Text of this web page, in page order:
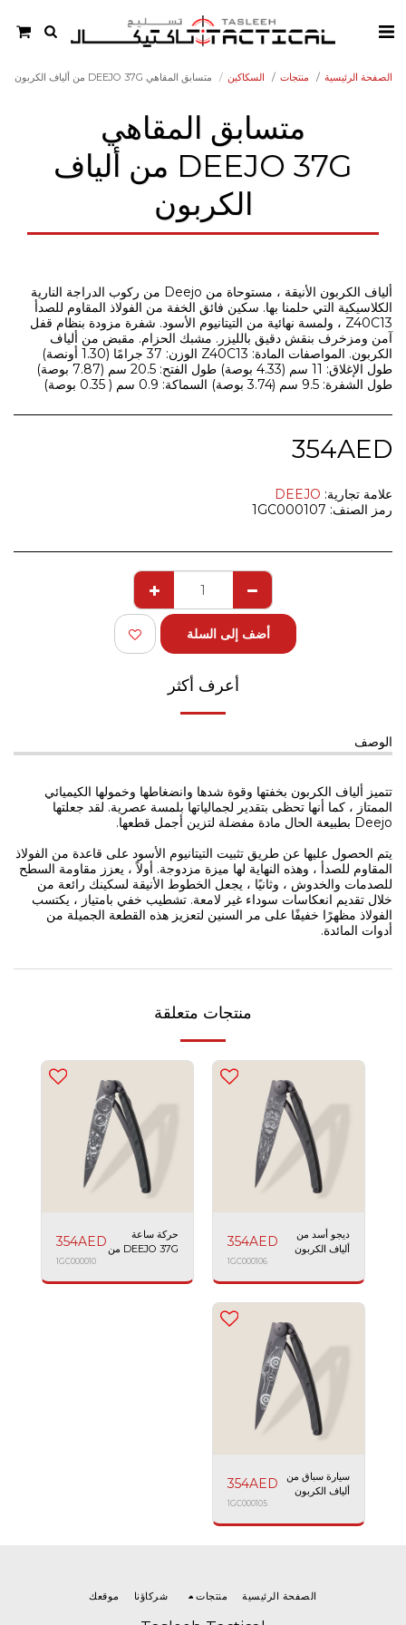
الصفحة الرئيسية منتجات السكاكين متسابق المقاهي DEEJO 37G من ألياف الكربون
متسابق المقاهي
DEEJO 37G من ألياف
الكربون
ألياف الكربون الأنيقة ، مستوحاة من Deejo من ركوب الدراجة النارية
الكلاسيكية التي حلمنا بها. سكين فائق الخفة من الفولاذ المقاوم للصدأ
Z40C13 ، ولمسة نهائية من التيتانيوم الأسود. شفرة مزودة بنظام قفل
آمن ومزخرف بنقش دقيق بالليزر. مشبك الحزام. مقبض من ألياف
الكربون. المواصفات المادة: Z40C13 الوزن: 37 جرامًا (1.30 أونصة)
طول الإغلاق: 11 سم (4.33 بوصة) طول الفتح: 20.5 سم (7.87 بوصة)
طول الشفرة: 9.5 سم (3.74 بوصة) السماكة: 0.9 سم ( 0.35 بوصة)
354AED
علامة تجارية: DEEJO
رمز الصنف: 1GC000107
أضف إلى السلة
أعرف أكثر
الوصف
تتميز ألياف الكربون بخفتها وقوة شدها وانضغاطها وخمولها الكيميائي
الممتاز ، كما أنها تحظى بتقدير لجمالياتها بلمسة عصرية. لقد جعلتها
Deejo بطبيعة الحال مادة مفضلة لتزين أجمل قطعها.
يتم الحصول عليها عن طريق تثبيت التيتانيوم الأسود على قاعدة من الفولاذ
المقاوم للصدأ ، وهذه النهاية لها ميزة مزدوجة. أولاً ، يعزز مقاومة السطح
للصدمات والخدوش ، وثانيًا ، يجعل الخطوط الأنيقة لسكينك رائعة من
خلال تقديم انعكاسات سوداء غير لامعة. تشطيب خفي بامتياز ، يكتسب
الفولاذ مظهرًا خفيفًا على مر السنين لتعزيز هذه القطعة الجميلة من
أدوات المائدة.
منتجات متعلقة
ديجو أسد من
ألياف الكربون
354AED
1GC000106
حركة ساعة
DEEJO 37G من
354AED
1GC000010
سيارة سباق من
ألياف الكربون
354AED
1GC000105
الصفحة الرئيسية منتجات شركاؤنا موقعك